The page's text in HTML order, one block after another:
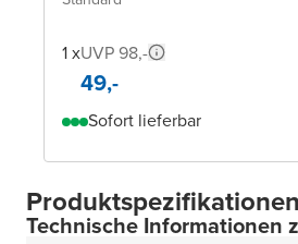
1 xUVP 98,-
49,-
Sofort lieferbar
Produktspezifikationen
Technische Informationen